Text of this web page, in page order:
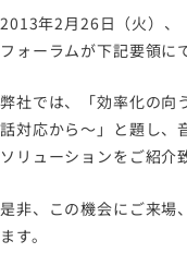
IR情報
よくあるご質問
2013年2月26日（火）、
フォーラムが下記要領に
弊社では、「効率化の向
話対応から～」と題し、
ソリューションをご紹介
是非、この機会にご来場
ます。